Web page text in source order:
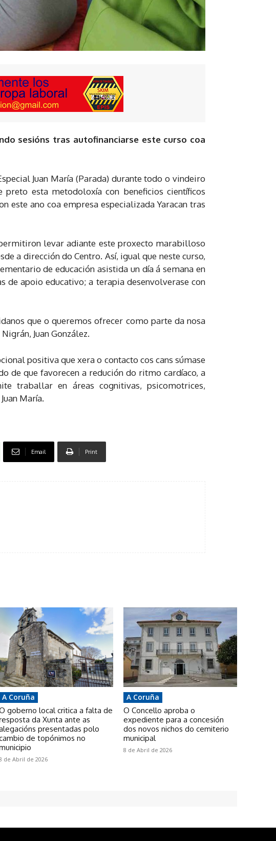
sesións tras autofinanciarse este curso coa
Juan María (Parada) durante todo o vindeiro
esta metodoloxía con beneficios científicos
este ano coa empresa especializada Yaracan tras
levar adiante este proxecto marabilloso
a dirección do Centro. Así, igual que neste curso,
de educación asistida un día á semana en
de apoio educativo; a terapia desenvolverase con
que o queremos ofrecer como parte da nosa
Juan González.
positiva que xera o contacto cos cans súmase
de que favorecen a redución do ritmo cardíaco, a
traballar en áreas cognitivas, psicomotrices,
María.
Email Print
A Coruña
goberno local critica a falta de
da Xunta ante as
presentadas polo
de topónimos no
de Abril de 2026
A Coruña
O Concello aproba o
expediente para a concesión
dos novos nichos do cemiterio
municipal
8 de Abril de 2026